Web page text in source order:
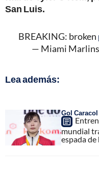
San Luis.
BREAKING: broken
— Miami
Lea además:
Gol Caracol
mundial
espada de